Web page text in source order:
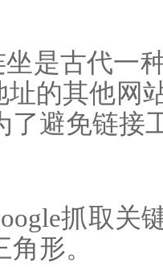
是古代一
址的其他网
了避免链接
抓取关
形。